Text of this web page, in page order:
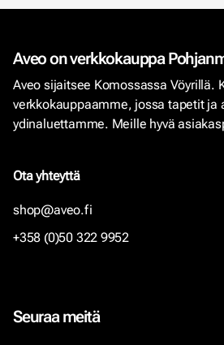
Aveo on verkkokauppa
Aveo sijaitsee Komossassa Vöyrillä.
verkkokauppaamme, jossa tapetit ja
ydinaluettamme. Meille hyvä
Ota yhteyttä
shop@aveo.fi
+358 (0)50 322 9952
Seuraa meitä